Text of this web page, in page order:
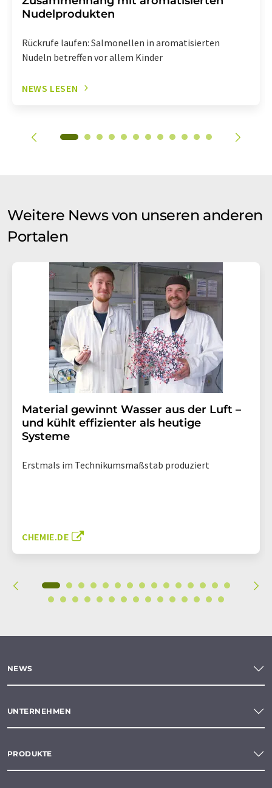
Nudelprodukten
Rückrufe laufen: Salmonellen in aromatisierten
Nudeln betreffen vor allem Kinder
NEWS LESEN
Weitere News von unseren anderen
Portalen
Material gewinnt Wasser aus der Luft –
und kühlt effizienter als heutige
Systeme
Erstmals im Technikumsmaßstab produziert
CHEMIE.DE
NEWS
UNTERNEHMEN
PRODUKTE